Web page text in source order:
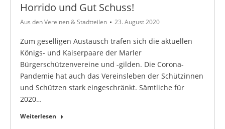
Horrido und Gut Schuss!
Aus den Vereinen & Stadtteilen 23. August 2020
Zum geselligen Austausch trafen sich die aktuellen
Königs- und Kaiserpaare der Marler
Bürgerschützenvereine und -gilden. Die Corona-
Pandemie hat auch das Vereinsleben der Schützinnen
und Schützen stark eingeschränkt. Sämtliche für
2020…
Weiterlesen